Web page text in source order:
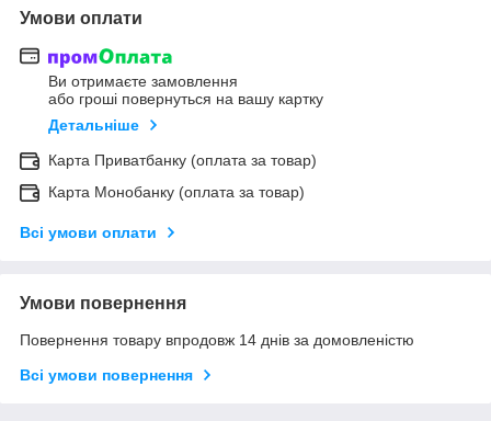
Умови оплати
Ви отримаєте замовлення
або гроші повернуться на вашу картку
Детальніше
Карта Приватбанку (оплата за товар)
Карта Монобанку (оплата за товар)
Всі умови оплати
Умови повернення
Повернення товару впродовж 14 днів за домовленістю
Всі умови повернення